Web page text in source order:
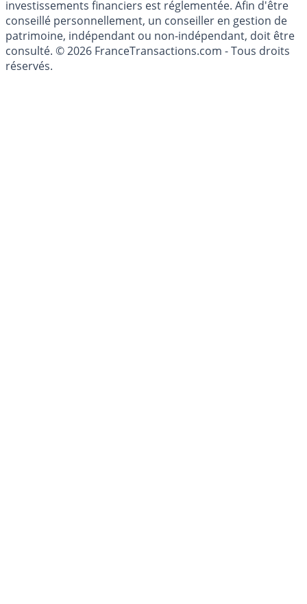
investissements financiers est réglementée. Afin d'être
conseillé personnellement, un conseiller en gestion de
patrimoine, indépendant ou non-indépendant, doit être
consulté. © 2026 FranceTransactions.com - Tous droits
réservés.